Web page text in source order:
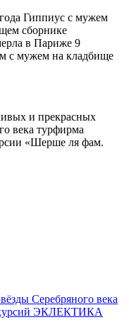
Гиппиус с мужем
сборнике
в Париже 9
с мужем на кладбище
и прекрасных
века турфирма
«Шерше ля фам.